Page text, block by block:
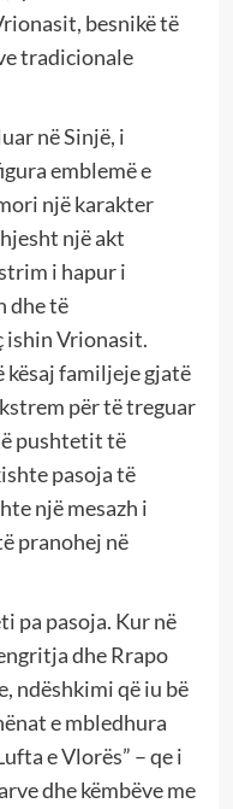
besnikë të
tradicionale
në Sinjë, i
emblemë e
një karakter
një akt
i hapur i
dhe të
ishin Vrionasit.
kësaj familjeje gjatë
për të treguar
pushtetit të
pasoja të
një mesazh i
pranohej në
pa pasoja. Kur në
dhe Rrapo
ndëshkimi që iu bë
e mbledhura
e Vlorës” – qe i
dhe këmbëve me